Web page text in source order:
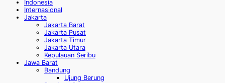
Indonesia
Internasional
Jakarta
Jakarta Barat
Jakarta Pusat
Jakarta Timur
Jakarta Utara
Kepulauan Seribu
Jawa Barat
Bandung
Ujung Berung